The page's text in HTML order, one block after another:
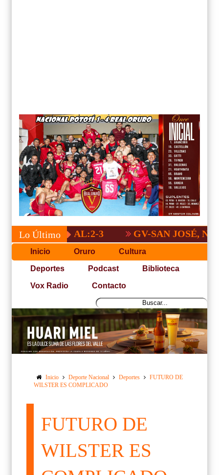
Lo Último3 GV-SAN JOSÉ, NO PUDO
Inicio Oruro Cultura
Deportes Podcast Biblioteca
Vox Radio Contacto
Inicio Deporte Nacional Deportes
FUTURO DE
WILSTER ES COMPLICADO
FUTURO DE
WILSTER ES